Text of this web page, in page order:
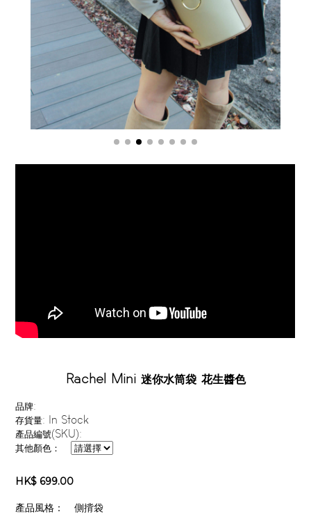
Rachel Mini 迷你水筒袋 花生醬色
品牌:
存貨量: In Stock
產品編號(SKU):
其他顏色：
HK$ 699.00
產品風格：
側揹袋